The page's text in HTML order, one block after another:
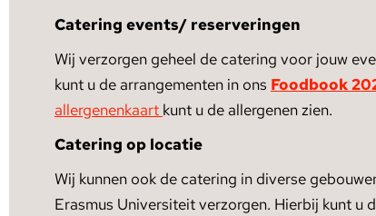
Catering events/ reserveringen
Wij verzorgen geheel de catering voor jouw
kunt u de arrangementen in ons Foodbook
allergenenkaart kunt u de allergenen zien.
Catering op locatie
Wij kunnen ook de catering in diverse
Erasmus Universiteit verzorgen. Hierbij kunt u